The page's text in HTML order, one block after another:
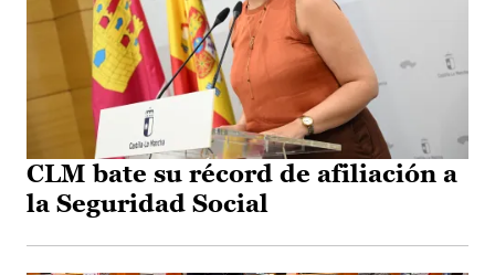
CLM bate su récord de afiliación a
la Seguridad Social